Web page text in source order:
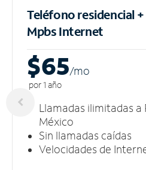
Teléfono residencial
MpbsInternet
$65/mo
por 1 año
Llamadas ilimitadas a
México
Sin llamadas caídas
Velocidades de